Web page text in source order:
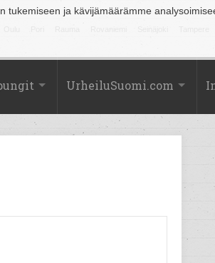
ja kävijämäärämme
UrheiluSuomi.com